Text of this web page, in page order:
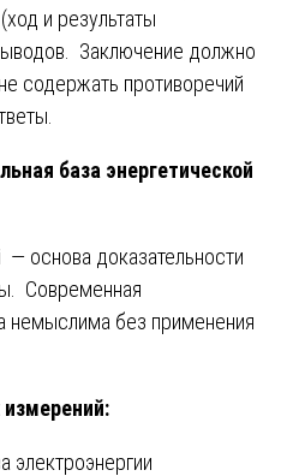
и результаты
Заключение должно
содержать противоречий
база энергетической
основа доказательности
Современная
немыслима без применения
измерений:
электроэнергии